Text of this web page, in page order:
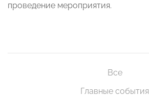
проведение мероприятия.
Все
Главные события